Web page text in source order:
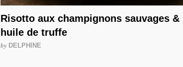
Risotto aux champignons sauvages &
huile de truffe
by DELPHINE